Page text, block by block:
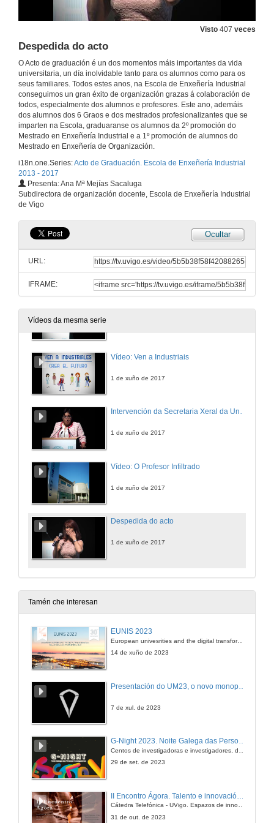
Visto 407 veces
Despedida do acto
O Acto de graduación é un dos momentos máis importantes da vida
universitaria, un día inolvidable tanto para os alumnos como para os
seus familiares. Todos estes anos, na Escola de Enxeñería Industrial
conseguimos un gran éxito de organización grazas á colaboración de
todos, especialmente dos alumnos e profesores. Este ano, ademáis
dos alumnos dos 6 Graos e dos mestrados profesionalizantes que se
imparten na Escola, graduaranse os alumnos da 2º promoción do
Mestrado en Enxeñería Industrial e a 1º promoción de alumnos do
Mestrado en Enxeñería de Organización.
i18n.one.Series:Acto de Graduación. Escola de Enxeñería Industrial
2013 - 2017
Presenta: Ana Mª Mejías Sacaluga
Subdirectora de organización docente, Escola de Enxeñería Industrial
de Vigo
Ocultar
URL:
IFRAME:
Vídeos da mesma serie
Entrega de Diplomas e Distincións aos alumnos de:
Discurso dun alumno do Máster en Enxeñaría Industrial
1 de xuño de 2017
Saudas dos profesores
1 de xuño de 2017
Intervención da Presidenta da Diputación de Pontevedra
1 de xuño de 2017
Vídeo: Ven a Industriais
1 de xuño de 2017
Intervención da Secretaria Xeral da Universidade de Vigo
1 de xuño de 2017
Vídeo: O Profesor Infiltrado
1 de xuño de 2017
Despedida do acto
1 de xuño de 2017
Tamén che interesan
EUNIS 2023
European univesrities and the digital transformation: challenges and opportunities ahead
14 de xuño de 2023
7 de xul. de 2023
G-Night 2023. Noite Galega das Persoas Investigadoras. Conciencias creativas
29 de set. de 2023
Cátedra Telefónica - UVigo. Espazos de innovación
31 de out. de 2023